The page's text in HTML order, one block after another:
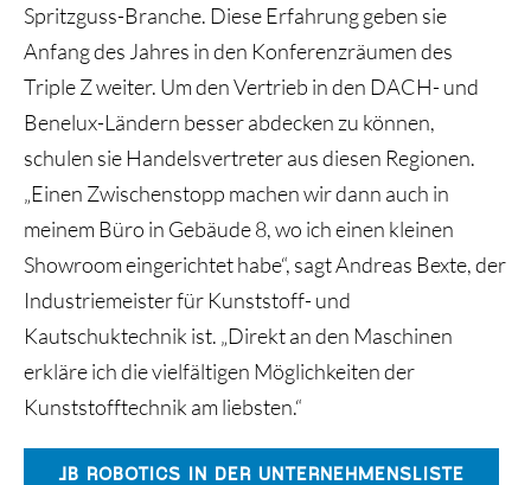
Spritzguss-Branche. Diese Erfahrung geben sie
Anfang des Jahres in den Konferenzräumen des
Triple Z weiter. Um den Vertrieb in den DACH- und
Benelux-Ländern besser abdecken zu können,
schulen sie Handelsvertreter aus diesen Regionen.
„Einen Zwischenstopp machen wir dann auch in
meinem Büro in Gebäude 8, wo ich einen kleinen
Showroom eingerichtet habe“, sagt Andreas Bexte, der
Industriemeister für Kunststoff- und
Kautschuktechnik ist. „Direkt an den Maschinen
erkläre ich die vielfältigen Möglichkeiten der
Kunststofftechnik am liebsten.“
JB ROBOTICS IN DER UNTERNEHMENSLISTE